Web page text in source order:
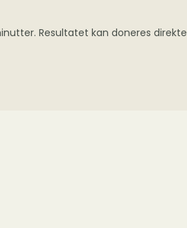
Resultatet kan doneres direkte